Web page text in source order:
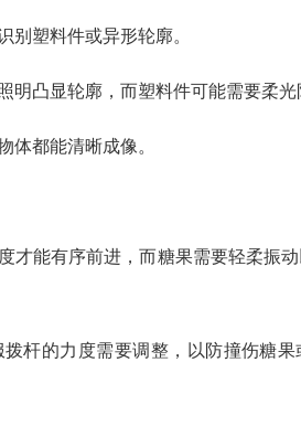
别塑料件或异形轮廓。
明凸显轮廓，而塑料件可能需要柔光
体都能清晰成像。
才能有序前进，而糖果需要轻柔振
杆的力度需要调整，以防撞伤糖